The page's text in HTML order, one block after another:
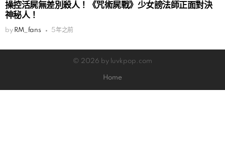
操控活屍無差別殺人！《咒術屍戰》少女謗法師正面對決
神秘人！
by RM_fans 5年之前
© 2026 by luvkpop.com
Home